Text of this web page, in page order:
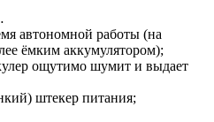
автономной работы (на
ёмким аккумулятором);
ощутимо шумит и выдает
штекер питания;